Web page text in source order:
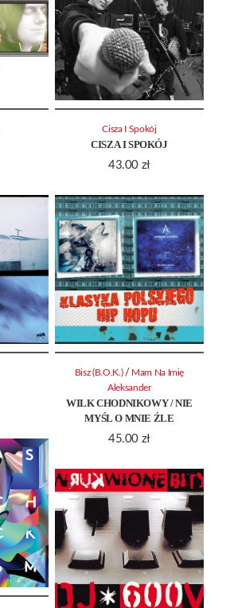
CISZA I SPOKÓJ
43.00 zł
Cisza I Spokój
WILK CHODNIKOWY / NIE
MYŚL O MNIE ŹLE
45.00 zł
Bisz (B.O.K.) / Mam Na Imię
Aleksander